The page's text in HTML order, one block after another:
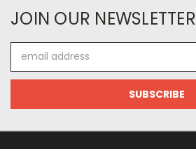
JOIN OUR NEWSLETTER
Address